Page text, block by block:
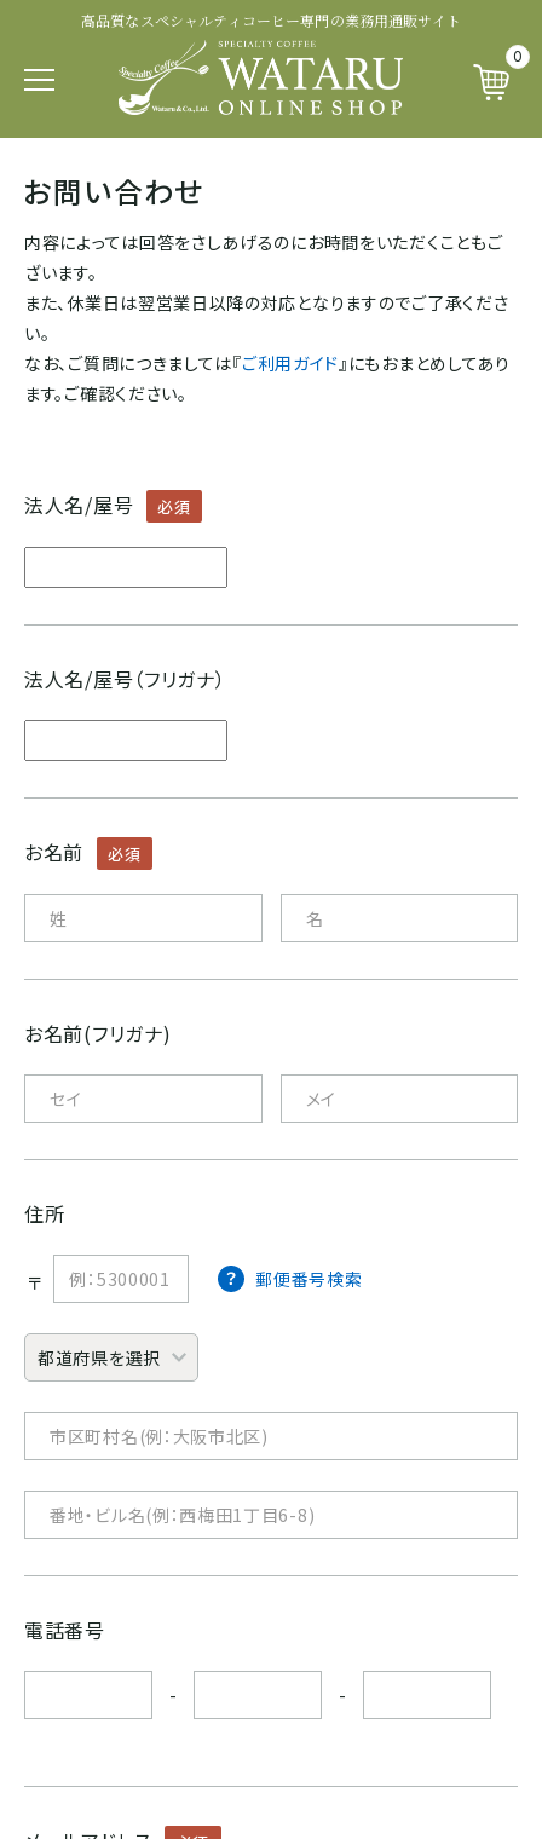
高品質なスペシャルティコーヒー専門の業務用通販サイト
0
お問い合わせ
内容によっては回答をさしあげるのにお時間をいただくこともご
ざいます。
また、休業日は翌営業日以降の対応となりますのでご了承くださ
い。
なお、ご質問につきましては『ご利用ガイド』にもおまとめしてあり
ます。ご確認ください。
法人名/屋号 必須
法人名/屋号（フリガナ）
お名前 必須
お名前(フリガナ)
住所
〒 郵便番号検索
電話番号
- -
品種から探す
ティピカ
ブルボン
ジャパニカ
カトゥアイ
モカ系
その他希少種
生産国から探す
イエメン
エチオピア
タンザニア
ルワンダ
CENTRAL AMERICA
メキシコ
グアテマラ
コスタリカ
ニカラグア
ホンジュラス
SOUTH AMERICA
ブラジル
コロンビア
エクアドル
ペルー
インド
商品ランクから探す
トップスペシャルティ
スペシャルティコーヒー
プレミアムコーヒー
生産処理から探す
パルプドナチュラル
ナチュラル
ハニープロセス
アナエロビック系プロセス
ドライハル
その他独自プロセス
認証・その他から探す
フェアトレード認証
レインフォレスト・アライアンス認証
その他の認証
ナショナル・ウィナー
プライベートオークション
ソーシャルプロジェクト